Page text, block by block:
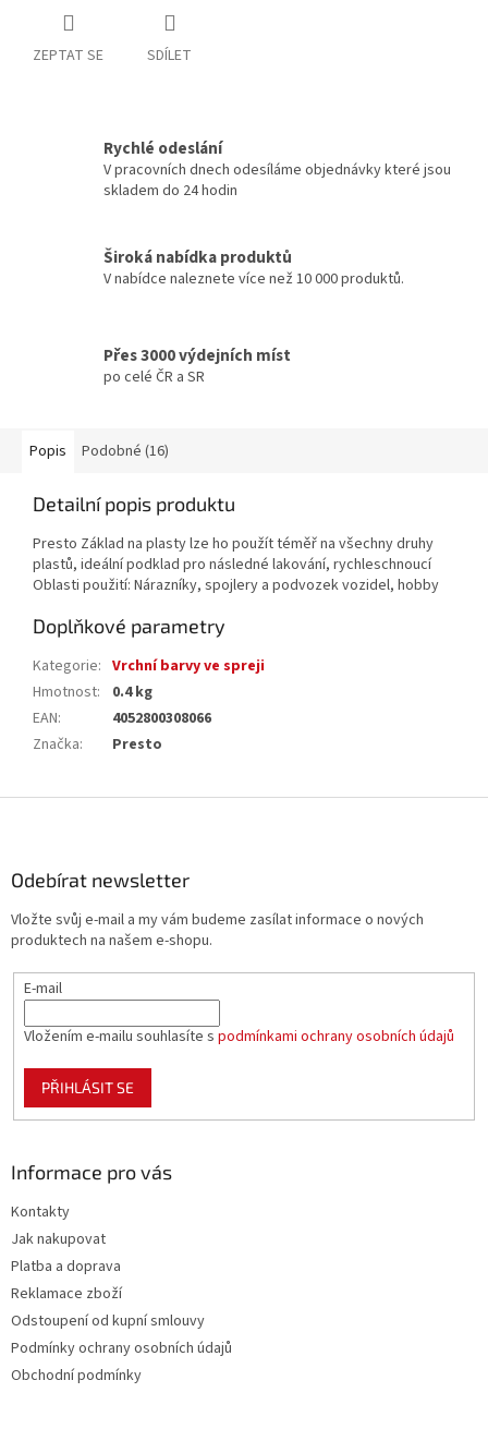
ZEPTAT SE SDÍLET
Rychlé odeslání
V pracovních dnech odesíláme objednávky které jsou
skladem do 24 hodin
Široká nabídka produktů
V nabídce naleznete více než 10 000 produktů.
Přes 3000 výdejních míst
po celé ČR a SR
Popis Podobné (16)
Detailní popis produktu
Presto Základ na plasty lze ho použít téměř na všechny druhy
plastů, ideální podklad pro následné lakování, rychleschnoucí
Oblasti použití: Nárazníky, spojlery a podvozek vozidel, hobby
Doplňkové parametry
Kategorie: Vrchní barvy ve spreji
Hmotnost:
0.4 kg
EAN:
4052800308066
Značka: Presto
Odebírat newsletter
Vložte svůj e-mail a my vám budeme zasílat informace o nových
produktech na našem e-shopu.
E-mail
Vložením e-mailu souhlasíte s podmínkami ochrany osobních údajů
PŘIHLÁSIT SE
Informace pro vás
Kontakty
Jak nakupovat
Platba a doprava
Reklamace zboží
Odstoupení od kupní smlouvy
Podmínky ochrany osobních údajů
Obchodní podmínky